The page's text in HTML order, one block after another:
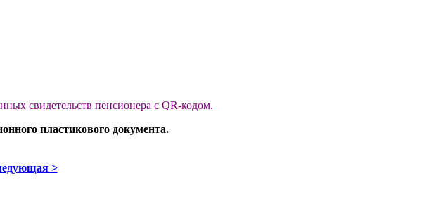
свидетельств пенсионера с QR-кодом.
пластикового документа.
>